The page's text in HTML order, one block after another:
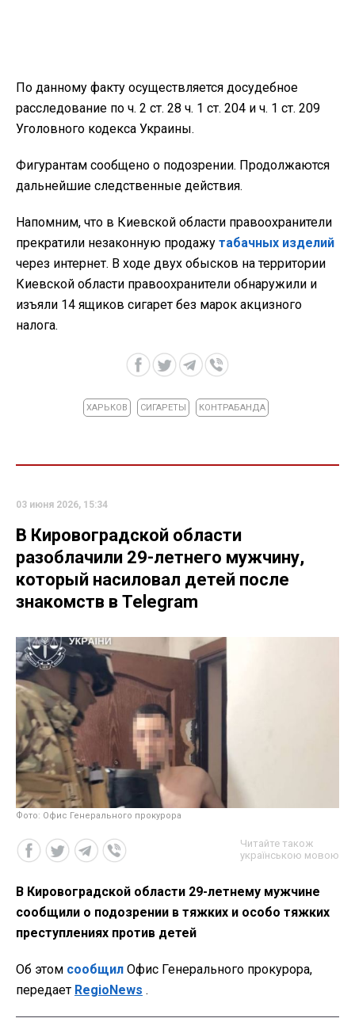
По данному факту осуществляется досудебное
расследование по ч. 2 ст. 28 ч. 1 ст. 204 и ч. 1 ст. 209
Уголовного кодекса Украины.
Фигурантам сообщено о подозрении. Продолжаются
дальнейшие следственные действия.
Напомним, что в Киевской области правоохранители
прекратили незаконную продажу табачных изделий
через интернет. В ходе двух обысков на территории
Киевской области правоохранители обнаружили и
изъяли 14 ящиков сигарет без марок акцизного
налога.
ХАРЬКОВ СИГАРЕТЫ КОНТРАБАНДА
03 июня 2026, 15:34
В Кировоградской области
разоблачили 29-летнего мужчину,
который насиловал детей после
знакомств в Telegram
Фото: Офис Генерального прокурора
Читайте також
українською мовою
В Кировоградской области 29-летнему мужчине
сообщили о подозрении в тяжких и особо тяжких
преступлениях против детей
Об этом сообщил Офис Генерального прокурора,
передает RegioNews .